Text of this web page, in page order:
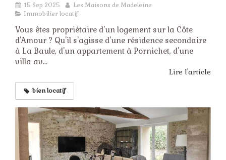
15 Sep 2025
Les Maisons de Madeleine
Immobilier locatif
Vous êtes propriétaire d'un logement sur la Côte
d'Amour ? Qu'il s'agisse d'une résidence secondaire
à La Baule, d'un appartement à Pornichet, d'une
villa av...
Lire l'article
bien locatif